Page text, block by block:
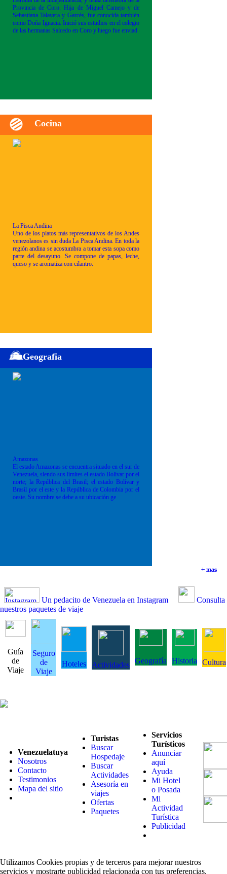
+ mas
Provincia de Coro. Hija de Miguel Camejo y de
Sebastiana Talavera y Garcés, fue conocida también
como Doña Ignacia. Inició sus estudios en el colegio
de las hermanas Salcedo en Coro y luego fue enviad
+ mas
Cocina
La Pisca Andina
Uno de los platos más representativos de los Andes
venezolanos es sin duda La Pisca Andina. En toda la
región andina se acostumbra a tomar esta sopa como
parte del desayuno. Se compone de papas, leche,
queso y se aromatiza con cilantro.
+ mas
Geografia
Amazonas
El estado Amazonas se encuentra situado en el sur de
Venezuela, siendo sus límites el estado Bolívar por el
norte; la República del Brasil; el estado Bolívar y
Brasil por el este y la República de Colombia por el
oeste. Su nombre se debe a su ubicación ge
+ mas
Un pedacito de Venezuela en Instagram
Consulta
nuestros paquetes de viaje
Guía
de
Viaje
Seguro
de
Viaje
Hoteles Actividades Geografía Historia Cultura
Venezuelatuya
Nosotros
Contacto
Testimonios
Mapa del sitio
Turistas
Buscar
Hospedaje
Buscar
Actividades
Asesoría en
viajes
Ofertas
Paquetes
Servicios
Turísticos
Anunciar
aquí
Ayuda
Mi Hotel
o Posada
Mi
Actividad
Turística
Publicidad
Utilizamos Cookies propias y de terceros para mejorar nuestros
servicios y mostrarte publicidad relacionada con tus preferencias.